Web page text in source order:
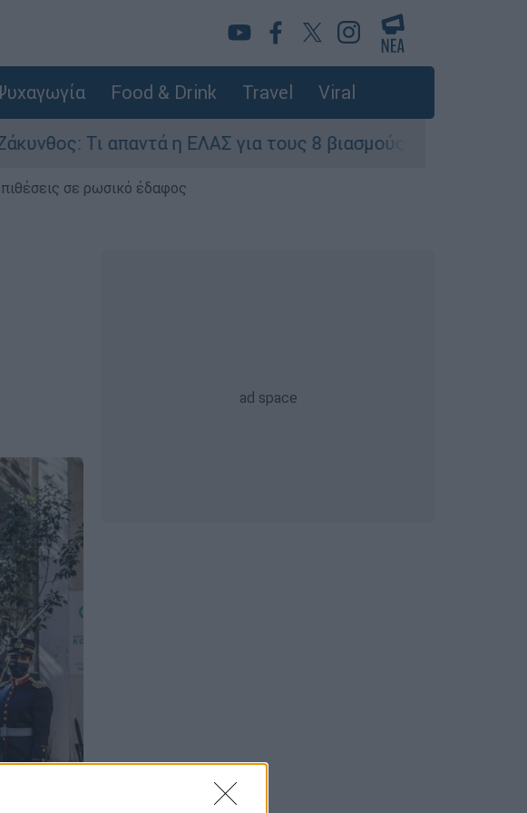
Food & Drink Travel Viral
απαντά η ΕΛΑΣ για τους 8 βιασμούς τουριστριών - «Μόνο 3
σε ρωσικό έδαφος